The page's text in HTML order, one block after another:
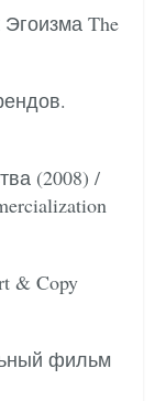
The
(2008) /
& Copy
фильм